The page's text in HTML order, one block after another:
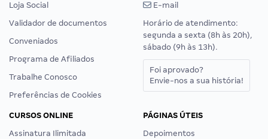
Loja Social
Validador de documentos
Conveniados
Programa de Afiliados
Trabalhe Conosco
Preferências de Cookies
E-mail
Horário de atendimento:
segunda a sexta (8h às 20h),
sábado (9h às 13h).
Foi aprovado?
Envie-nos a sua história!
CURSOS ONLINE
Assinatura Ilimitada
PÁGINAS ÚTEIS
Depoimentos